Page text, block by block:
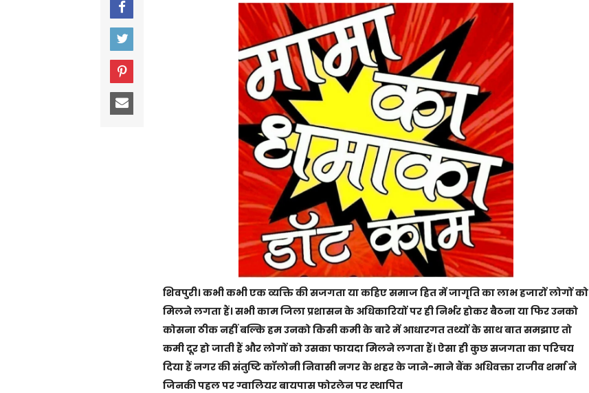
शिवपुरी। कभी कभी एक व्यक्ति की सजगता या कहिए समाज हित में जागृति का लाभ हजारों लोगों को
मिलने लगता हैं। सभी काम जिला प्रशासन के अधिकारियों पर ही निर्भर होकर बैठना या फिर उनको
कोसना ठीक नहीं बल्कि हम उनको किसी कमी के बारे में आधारगत तथ्यों के साथ बात समझाए तो
कमी दूर हो जाती हैं और लोगों को उसका फायदा मिलने लगता हैं। ऐसा ही कुछ सजगता का परिचय
दिया हैं नगर की संतुष्टि कॉलोनी निवासी नगर के शहर के जाने-माने बैंक अधिवक्ता राजीव शर्मा ने
जिनकी पहल पर ग्वालियर बायपास फोरलेन पर स्थापित